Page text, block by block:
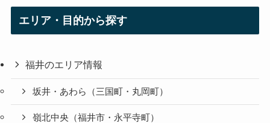
エリア・目的から探す
福井のエリア情報
坂井・あわら（三国町・丸岡町）
嶺北中央（福井市・永平寺町）